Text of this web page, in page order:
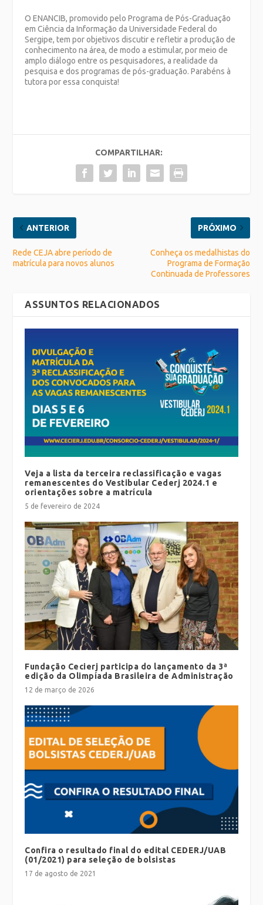
O ENANCIB, promovido pelo Programa de Pós-Graduação
em Ciência da Informação da Universidade Federal do
Sergipe, tem por objetivos discutir e refletir a produção de
conhecimento na área, de modo a estimular, por meio de
amplo diálogo entre os pesquisadores, a realidade da
pesquisa e dos programas de pós-graduação. Parabéns à
tutora por essa conquista!
COMPARTILHAR:
ANTERIOR
Rede CEJA abre período de
matrícula para novos alunos
PRÓXIMO
Conheça os medalhistas do
Programa de Formação
Continuada de Professores
ASSUNTOS RELACIONADOS
Veja a lista da terceira reclassificação e vagas
remanescentes do Vestibular Cederj 2024.1 e
orientações sobre a matrícula
5 de fevereiro de 2024
Fundação Cecierj participa do lançamento da 3ª
edição da Olimpíada Brasileira de Administração
12 de março de 2026
Confira o resultado final do edital CEDERJ/UAB
(01/2021) para seleção de bolsistas
17 de agosto de 2021